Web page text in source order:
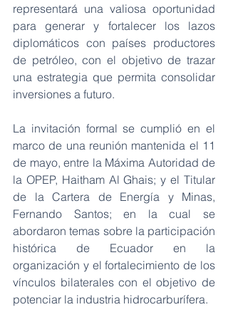
representará una valiosa oportunidad
para generar y fortalecer los lazos
diplomáticos con países productores
de petróleo, con el objetivo de trazar
una estrategia que permita consolidar
inversiones a futuro.
La invitación formal se cumplió en el
marco de una reunión mantenida el 11
de mayo, entre la Máxima Autoridad de
la OPEP, Haitham Al Ghais; y el Titular
de la Cartera de Energía y Minas,
Fernando Santos; en la cual se
abordaron temas sobre la participación
histórica de Ecuador en la
organización y el fortalecimiento de los
vínculos bilaterales con el objetivo de
potenciar la industria hidrocarburífera.